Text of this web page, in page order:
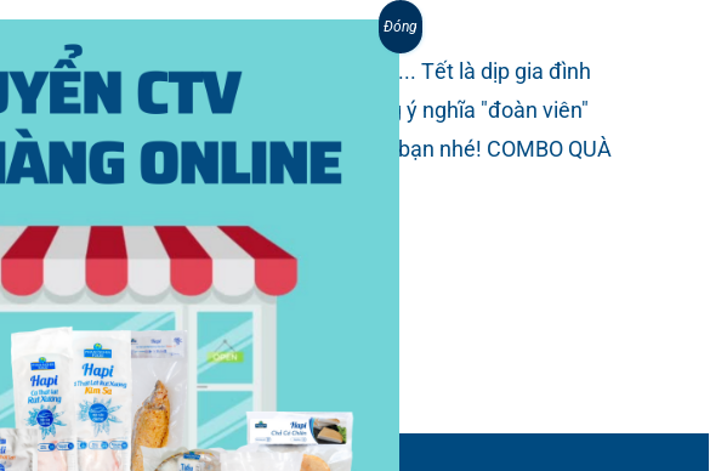
sum vầy, Tết nào hơn là Tết đoàn viên.... Tết là dịp gia đình
tặng nhau những món quà tết mang ý nghĩa "đoàn viên"
"Đón Tết tiện lợi - Khởi sự bình an" bạn nhé! COMBO QUÀ
rút xương kim sa 300g • Viên...
NGHĨA
Đóng